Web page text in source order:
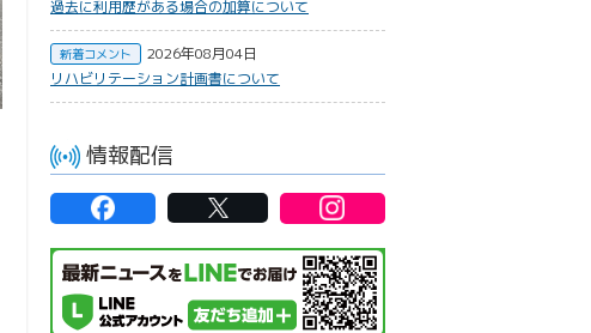
過去に利用歴がある場合の加算について
新着コメント
2026年08月04日
リハビリテーション計画書について
情報配信